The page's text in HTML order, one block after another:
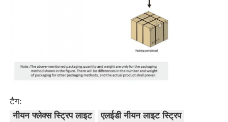
टैग:
नीयन फ्लेक्स स्ट्रिप लाइट
एलईडी नीयन लाइट स्ट्रिप